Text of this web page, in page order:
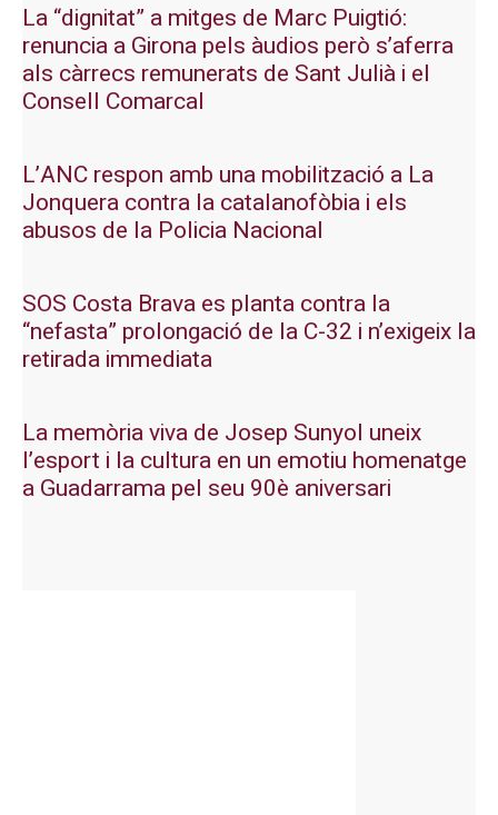
La “dignitat” a mitges de Marc Puigtió:
renuncia a Girona pels àudios però s’aferra
als càrrecs remunerats de Sant Julià i el
Consell Comarcal
L’ANC respon amb una mobilització a La
Jonquera contra la catalanofòbia i els
abusos de la Policia Nacional
SOS Costa Brava es planta contra la
“nefasta” prolongació de la C-32 i n’exigeix la
retirada immediata
La memòria viva de Josep Sunyol uneix
l’esport i la cultura en un emotiu homenatge
a Guadarrama pel seu 90è aniversari